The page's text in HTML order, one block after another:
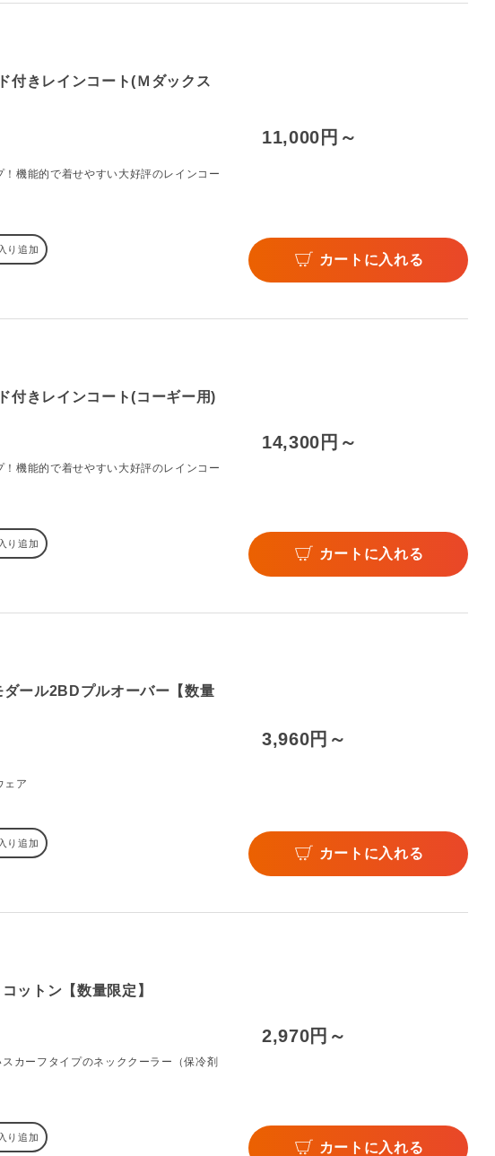
付きレインコート(Ｍダックス
機能的で着せやすい大好評のレインコー
り追加
11,000円～
カートに入れる
付きレインコート(コーギー用)
機能的で着せやすい大好評のレインコー
り追加
14,300円～
カートに入れる
ール2BDプルオーバー【数量
ェア
り追加
3,960円～
カートに入れる
ットン【数量限定】
カーフタイプのネッククーラー（保冷剤
り追加
2,970円～
カートに入れる